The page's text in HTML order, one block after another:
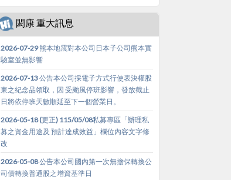
閎康 重大訊息
2026-07-29 熊本地震對本公司日本子公司熊本實
驗室並無影響
2026-07-13 公告本公司採電子方式行使表決權股
東之紀念品領取，因 受颱風停班影響，發放截止
日將依停班天數順延至下一個營業日。
2026-05-18 (更正) 115/05/08私募專區「辦理私
募之資金用途及 預計達成效益」欄位內容文字修
改
2026-05-08 公告本公司國內第一次無擔保轉換公
司債轉換普通股之增資基準日